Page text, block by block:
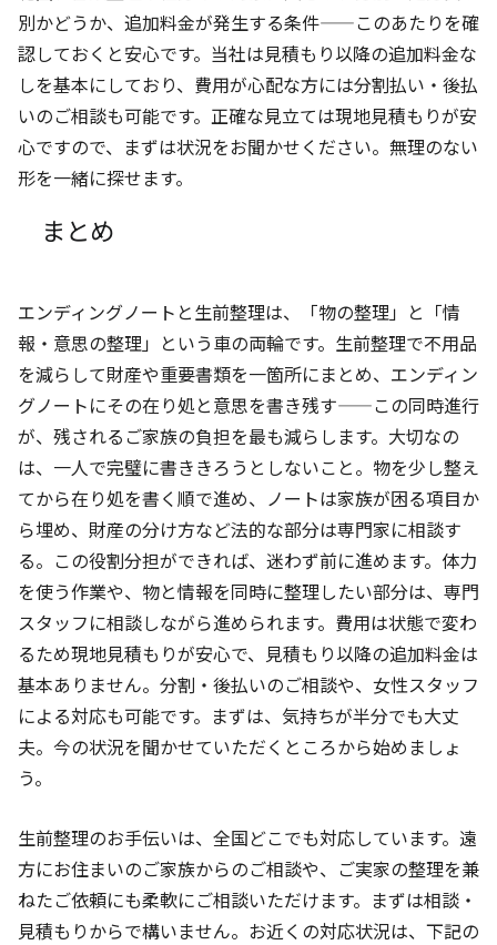
別かどうか、追加料金が発生する条件——このあたりを確
認しておくと安心です。当社は見積もり以降の追加料金な
しを基本にしており、費用が心配な方には分割払い・後払
いのご相談も可能です。正確な見立ては現地見積もりが安
心ですので、まずは状況をお聞かせください。無理のない
形を一緒に探せます。
まとめ
エンディングノートと生前整理は、「物の整理」と「情
報・意思の整理」という車の両輪です。生前整理で不用品
を減らして財産や重要書類を一箇所にまとめ、エンディン
グノートにその在り処と意思を書き残す——この同時進行
が、残されるご家族の負担を最も減らします。大切なの
は、一人で完璧に書ききろうとしないこと。物を少し整え
てから在り処を書く順で進め、ノートは家族が困る項目か
ら埋め、財産の分け方など法的な部分は専門家に相談す
る。この役割分担ができれば、迷わず前に進めます。体力
を使う作業や、物と情報を同時に整理したい部分は、専門
スタッフに相談しながら進められます。費用は状態で変わ
るため現地見積もりが安心で、見積もり以降の追加料金は
基本ありません。分割・後払いのご相談や、女性スタッフ
による対応も可能です。まずは、気持ちが半分でも大丈
夫。今の状況を聞かせていただくところから始めましょ
う。
生前整理のお手伝いは、全国どこでも対応しています。遠
方にお住まいのご家族からのご相談や、ご実家の整理を兼
ねたご依頼にも柔軟にご相談いただけます。まずは相談・
見積もりからで構いません。お近くの対応状況は、下記の